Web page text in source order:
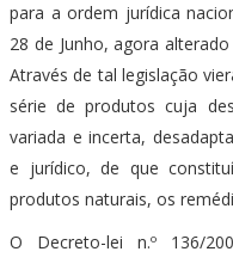
para a ordem jurídica
28 de Junho, agora
Através de tal legislação
série de produtos cuja
variada e incerta,
e jurídico, de que
produtos naturais, os
O Decreto-lei n.º 136/